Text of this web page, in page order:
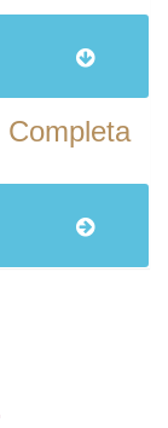
Completa